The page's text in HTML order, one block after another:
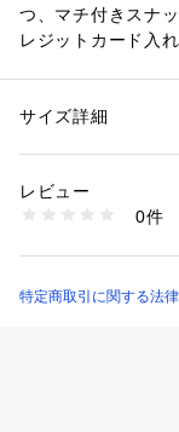
つ、マチ付きスナ
レジットカード入
外ポケット：-
ド入れ x 2
性別：レディース
素材：表地：エコレ
商品番号：
SL8237627 （ショッ
サイズ詳細
レビュー
0件
特定商取引に関する法